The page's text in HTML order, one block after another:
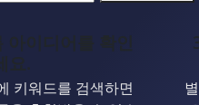
아이디어를 확인
.
키워드를 검색하면